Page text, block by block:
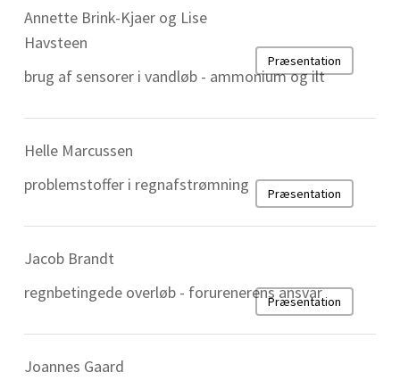
Annette Brink-Kjaer og Lise
Havsteen
brug af sensorer i vandløb - ammonium og ilt
Præsentation
Helle Marcussen
problemstoffer i regnafstrømning
Præsentation
Jacob Brandt
regnbetingede overløb - forurenerens ansvar
Præsentation
Joannes Gaard